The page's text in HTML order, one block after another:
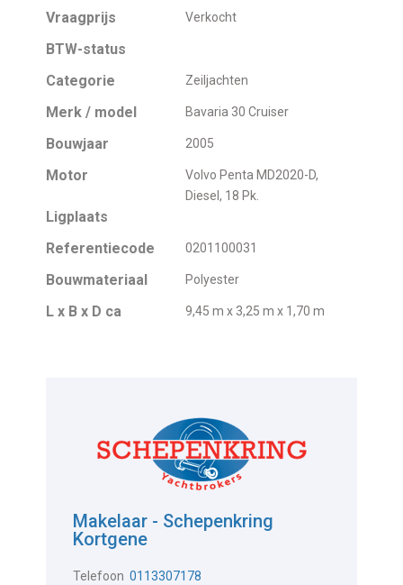
Vraagprijs Verkocht
BTW-status
Categorie
Zeiljachten
Merk / model Bavaria 30 Cruiser
Bouwjaar 2005
Motor
Volvo Penta MD2020-D,
Diesel, 18 Pk.
Ligplaats
Referentiecode
0201100031
Bouwmateriaal Polyester
L x B x D ca 9,45 m x 3,25 m x 1,70 m
Makelaar - Schepenkring
Kortgene
Telefoon 0113307178